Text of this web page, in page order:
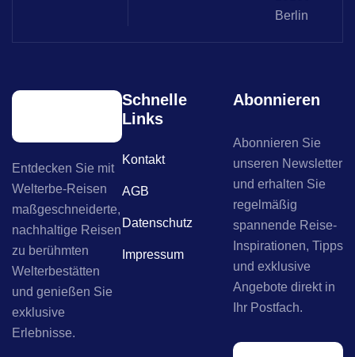
Berlin
Entdecken Sie mit
Welterbe-Reisen
maßgeschneiderte,
nachhaltige Reisen
zu berühmten
Welterbestätten
und genießen Sie
exklusive
Erlebnisse.
Schnelle
Links
Kontakt
AGB
Datenschutz
Impressum
Abonnieren
Abonnieren Sie
unseren Newsletter
und erhalten Sie
regelmäßig
spannende Reise-
Inspirationen, Tipps
und exklusive
Angebote direkt in
Ihr Postfach.